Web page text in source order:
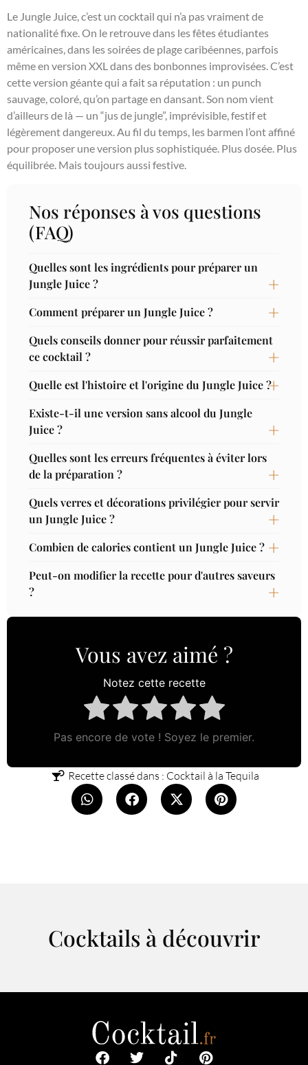
Le Jungle Juice, c’est un cocktail qui n’a pas vraiment de
nationalité fixe. On le retrouve dans les fêtes étudiantes
américaines, dans les soirées de plage caribéennes, parfois
même en version XXL dans des bonbonnes improvisées. C’est
cette version géante qui a fait sa réputation : un punch
sauvage, coloré, qu’on partage en dansant. Son nom vient
d’ailleurs de là — un “jus de jungle”, imprévisible, festif et
légèrement dangereux. Au fil du temps, les barmen l’ont affiné
pour proposer une version plus sophistiquée. Plus dosée. Plus
équilibrée. Mais toujours aussi festive.
Nos réponses à vos questions
(FAQ)
Quelles sont les ingrédients pour préparer un
Jungle Juice ?
Comment préparer un Jungle Juice ?
Quels conseils donner pour réussir parfaitement
ce cocktail ?
Quelle est l'histoire et l'origine du Jungle Juice ?
Existe-t-il une version sans alcool du Jungle
Juice ?
Quelles sont les erreurs fréquentes à éviter lors
de la préparation ?
Quels verres et décorations privilégier pour servir
un Jungle Juice ?
Combien de calories contient un Jungle Juice ?
Peut-on modifier la recette pour d'autres saveurs
?
Vous avez aimé ?
Notez cette recette
Pas encore de vote ! Soyez le premier.
Recette classé dans : Cocktail à la Tequila
Cocktails à découvrir